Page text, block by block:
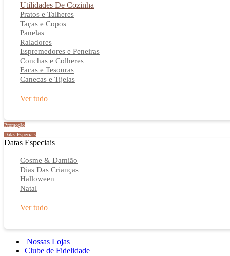
Utilidades De Cozinha
Pratos e Talheres
Taças e Copos
Panelas
Raladores
Espremedores e Peneiras
Conchas e Colheres
Facas e Tesouras
Canecas e Tijelas
Ver tudo
Promoção
Datas Especiais
Datas Especiais
Cosme & Damião
Dias Das Crianças
Halloween
Natal
Ver tudo
Nossas Lojas
Clube de Fidelidade